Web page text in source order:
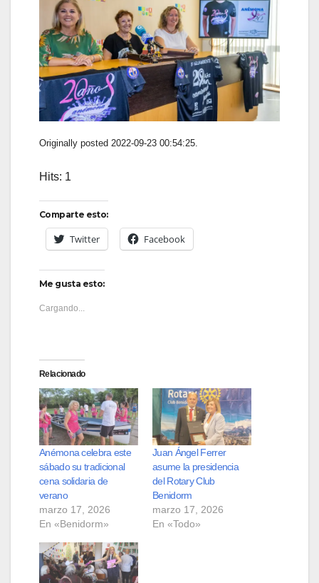
Originally posted 2022-09-23 00:54:25.
Hits: 1
Comparte esto:
Twitter Facebook
Me gusta esto:
Cargando...
Relacionado
Anémona celebra este
sábado su tradicional
cena solidaria de
verano
marzo 17, 2026
En «Benidorm»
Juan Ángel Ferrer
asume la presidencia
del Rotary Club
Benidorm
marzo 17, 2026
En «Todo»